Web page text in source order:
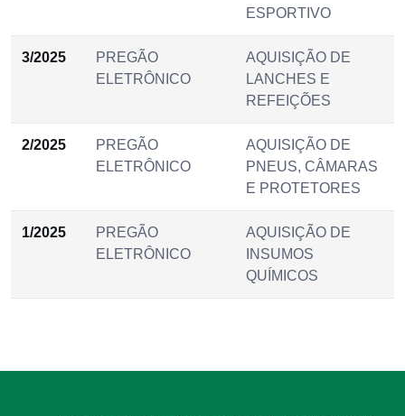
ESPORTIVO
3/2025
PREGÃO
ELETRÔNICO
AQUISIÇÃO DE
LANCHES E
REFEIÇÕES
2/2025
PREGÃO
ELETRÔNICO
AQUISIÇÃO DE
PNEUS, CÂMARAS
E PROTETORES
1/2025
PREGÃO
ELETRÔNICO
AQUISIÇÃO DE
INSUMOS
QUÍMICOS